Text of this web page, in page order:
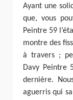
Ayant une
que, vous
Peintre 59
montre des
à travers ;
Davy Peintre
dernière.
aguerris qui